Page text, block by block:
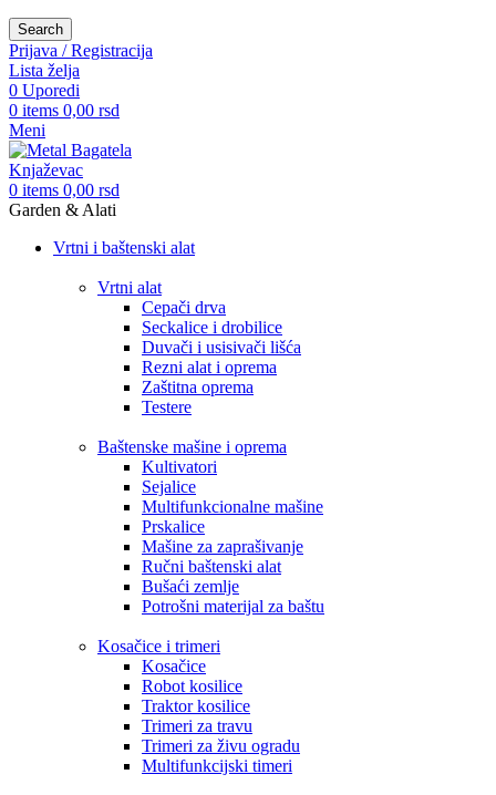
Search
Prijava / Registracija
Lista želja
0 Uporedi
0 items 0,00 rsd
Meni
0 items 0,00 rsd
Garden & Alati
Vrtni i baštenski alat
Vrtni alat
Cepači drva
Seckalice i drobilice
Duvači i usisivači lišća
Rezni alat i oprema
Zaštitna oprema
Testere
Baštenske mašine i oprema
Kultivatori
Sejalice
Multifunkcionalne mašine
Prskalice
Mašine za zaprašivanje
Ručni baštenski alat
Bušaći zemlje
Potrošni materijal za baštu
Kosačice i trimeri
Kosačice
Robot kosilice
Traktor kosilice
Trimeri za travu
Trimeri za živu ogradu
Multifunkcijski timeri